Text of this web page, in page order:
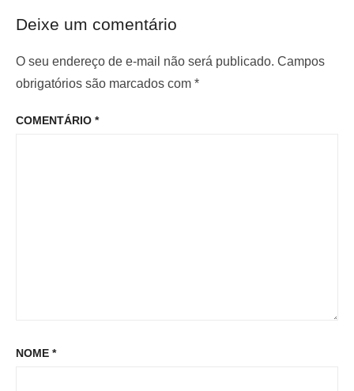
ã
d
e
P
r
i
r
m
o
o
Deixe um comentário
O seu endereço de e-mail não será publicado. Campos
obrigatórios são marcados com *
COMENTÁRIO *
NOME *